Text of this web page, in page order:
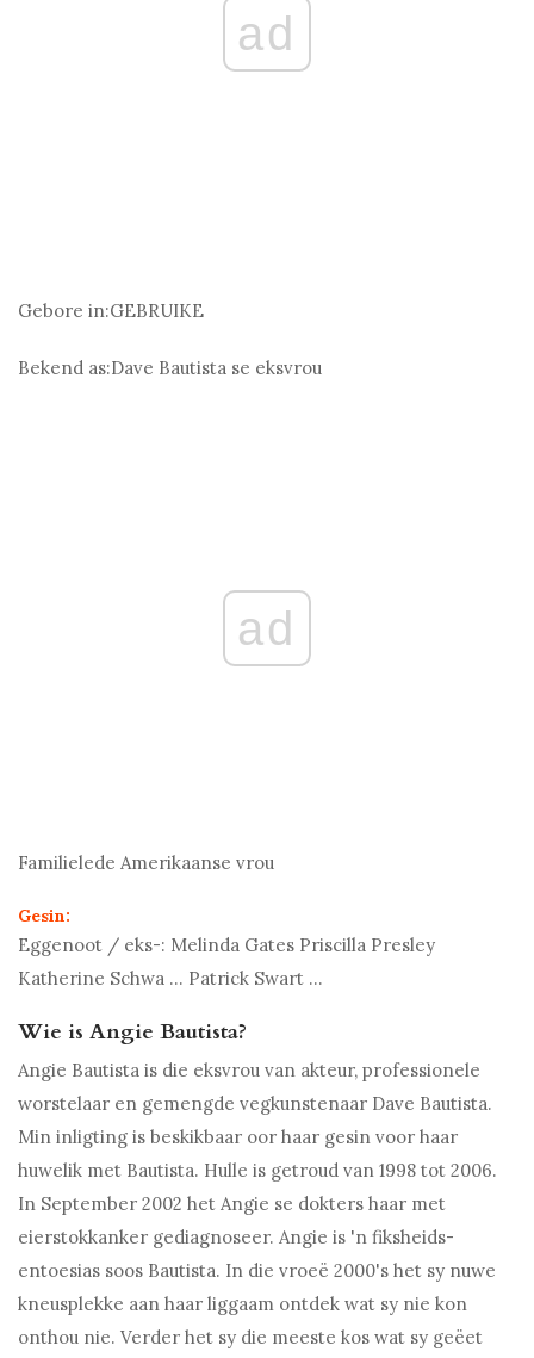
ad
Gebore in:GEBRUIKE
Bekend as:Dave Bautista se eksvrou
ad
Familielede Amerikaanse vrou
Gesin:
Eggenoot / eks-: Melinda Gates Priscilla Presley
Katherine Schwa ... Patrick Swart ...
Wie is Angie Bautista?
Angie Bautista is die eksvrou van akteur, professionele
worstelaar en gemengde vegkunstenaar Dave Bautista.
Min inligting is beskikbaar oor haar gesin voor haar
huwelik met Bautista. Hulle is getroud van 1998 tot 2006.
In September 2002 het Angie se dokters haar met
eierstokkanker gediagnoseer. Angie is 'n fiksheids-
entoesias soos Bautista. In die vroeë 2000's het sy nuwe
kneusplekke aan haar liggaam ontdek wat sy nie kon
onthou nie. Verder het sy die meeste kos wat sy geëet